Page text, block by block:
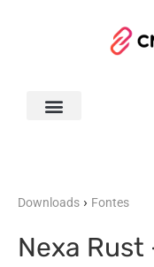
Downloads › Fontes
Nexa Rust